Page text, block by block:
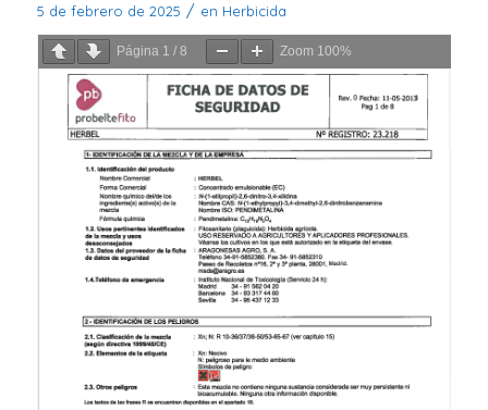
5 de febrero de 2025 / en Herbicida
Página 1 / 8 Zoom 100%